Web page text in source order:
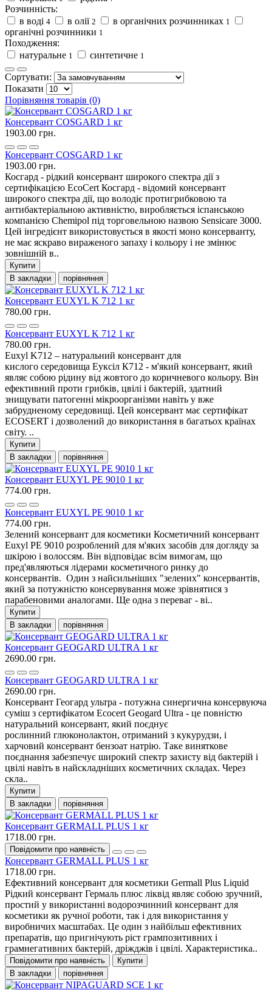
Розчинність:
в воді 4 в олії 2 в органічних розчинниках 1
органічні розчинники 1
Походження:
натуральне 1 синтетичне 1
Сортувати:
Показати
Порівняння товарів (0)
Консервант COSGARD 1 кг
1903.00 грн.
Консервант COSGARD 1 кг
1903.00 грн.
Косгард - рідкий консервант широкого спектра дії з
сертифікацією EcoCert Косгард - відомий консервант
широкого спектра дії, що володіє протигрибковою та
антибактеріальною активністю, виробляється іспанською
компанією Chemipol під торговельною назвою Sensicare 3000.
Цей інгредієнт використовується в якості моно консерванту,
не має яскраво вираженого запаху і кольору і не змінює
зовнішній в..
Купити
В закладки
порівняння
Консервант EUXYL K 712 1 кг
780.00 грн.
Консервант EUXYL K 712 1 кг
780.00 грн.
Euxyl K712 – натуральний консервант для
кислого середовища Еуксіл К712 - м'який консервант, який
являє собою рідину від жовтого до коричневого кольору. Він
ефективний проти грибків, цвілі і бактерій, здатний
знищувати патогенні мікроорганізми навіть у вже
забрудненому середовищі. Цей консервант має сертифікат
ECOSERT і дозволений до використання в багатьох країнах
світу. ..
Купити
В закладки
порівняння
Консервант EUXYL PE 9010 1 кг
774.00 грн.
Консервант EUXYL PE 9010 1 кг
774.00 грн.
Зелений консервант для косметики Косметичний консервант
Euxyl PE 9010 розроблений для м'яких засобів для догляду за
шкірою і волоссям. Він відповідає всім вимогам, що
пред'являються лідерами косметичного ринку до
консервантів. Один з найсильніших "зелених" консервантів,
який за потужністю консервування може зрівнятися з
парабеновими аналогами. Ще одна з переваг - ві..
Купити
В закладки
порівняння
Консервант GEOGARD ULTRA 1 кг
2690.00 грн.
Консервант GEOGARD ULTRA 1 кг
2690.00 грн.
Консервант Геогард ультра - потужна синергична консервуюча
суміш з сертифікатом Ecocert Geogard Ultra - це повністю
натуральний консервант, який поєднує
рослинний глюконолактон, отриманий з кукурудзи, і
харчовий консервант бензоат натрію. Таке виняткове
поєднання забезпечує широкий спектр захисту від бактерій і
цвілі навіть в найскладніших косметичних складах. Через
скла..
Купити
В закладки
порівняння
Консервант GERMALL PLUS 1 кг
1718.00 грн.
Повідомити про наявність
Консервант GERMALL PLUS 1 кг
1718.00 грн.
Ефективний консервант для косметики Germall Plus Liquid
Рідкий консервант Гермаль плюс ліквід являє собою зручний,
простий у використанні водорозчинний консервант для
косметики як ручної роботи, так і для використання у
виробничих масштабах. Це один з найбільш ефективних
препаратів, що пригнічують ріст грампозитивних і
грамнегативних бактерій, дріжджів і цвілі. Характеристика..
Повідомити про наявність
Купити
В закладки
порівняння